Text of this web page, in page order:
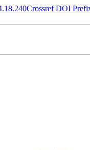
Crossref DOI